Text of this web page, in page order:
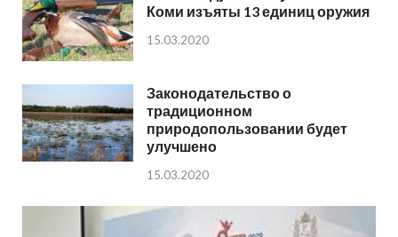
Коми изъяты 13 единиц оружия
15.03.2020
Законодательство о
традиционном
природопользовании будет
улучшено
15.03.2020